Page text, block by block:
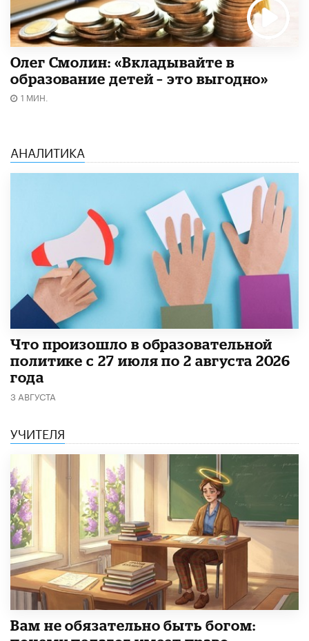
Олег Смолин: «Вкладывайте в
образование детей – это выгодно»
1 МИН.
АНАЛИТИКА
​Что произошло в образовательной
политике с 27 июля по 2 августа 2026
года
3 АВГУСТА
УЧИТЕЛЯ
​Вам не обязательно быть богом: